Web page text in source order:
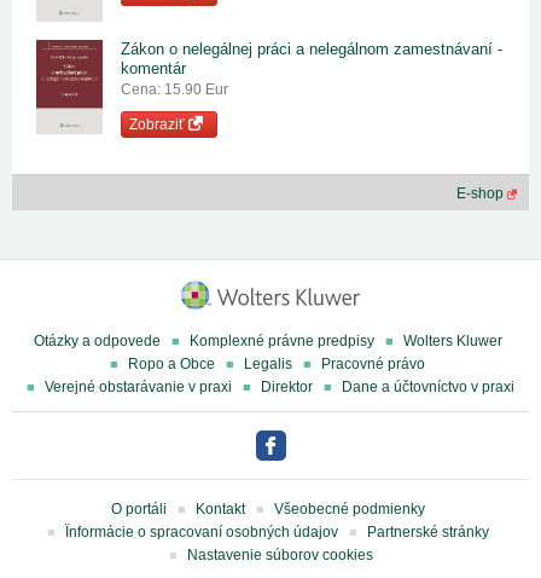
Zákon o nelegálnej práci a nelegálnom zamestnávaní -
komentár
Cena: 15.90 Eur
Zobraziť
E-shop
Otázky a odpovede Komplexné právne predpisy
Wolters Kluwer
Ropo a Obce
Legalis
Pracovné právo
Verejné obstarávanie v praxi
Direktor Dane a účtovníctvo v praxi
O portáli Kontakt
Všeobecné podmienky
Ïnformácie o spracovaní osobných údajov
Partnerské stránky
Nastavenie súborov cookies